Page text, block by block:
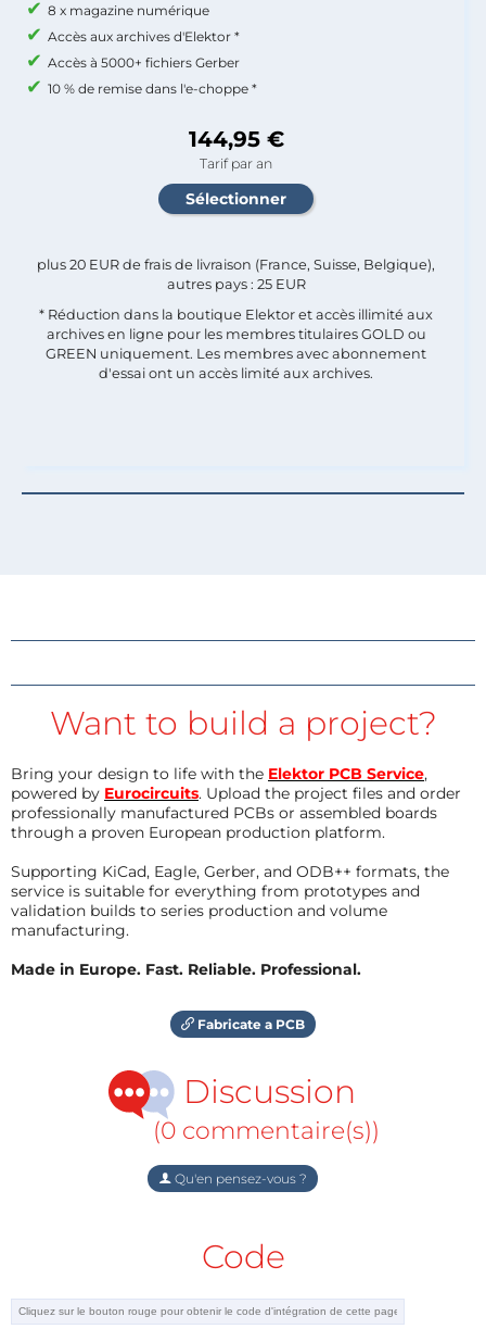
8 x magazine numérique
Accès aux archives d'Elektor *
Accès à 5000+ fichiers Gerber
10 % de remise dans l'e-choppe *
144,95 €
Tarif par an
plus 20 EUR de frais de livraison (France, Suisse, Belgique),
autres pays : 25 EUR
* Réduction dans la boutique Elektor et accès illimité aux
archives en ligne pour les membres titulaires GOLD ou
GREEN uniquement. Les membres avec abonnement
d'essai ont un accès limité aux archives.
Want to build a project?
Bring your design to life with the Elektor PCB Service,
powered by Eurocircuits. Upload the project files and order
professionally manufactured PCBs or assembled boards
through a proven European production platform.
Supporting KiCad, Eagle, Gerber, and ODB++ formats, the
service is suitable for everything from prototypes and
validation builds to series production and volume
manufacturing.
Made in Europe. Fast. Reliable. Professional.
Fabricate a PCB
Discussion
(0 commentaire(s))
Qu'en pensez-vous ?
Code